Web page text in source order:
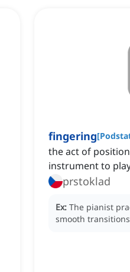
fingering[
the act of
instrument to
prstoklad
Ex: The pianist
smooth